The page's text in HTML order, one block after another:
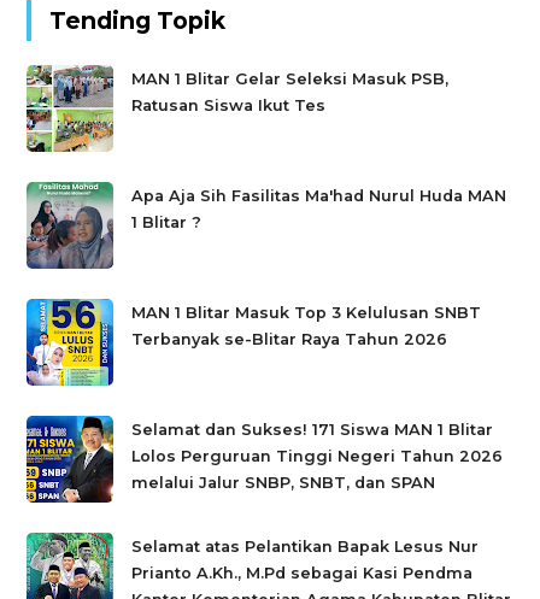
Tending Topik
MAN 1 Blitar Gelar Seleksi Masuk PSB,
Ratusan Siswa Ikut Tes
Apa Aja Sih Fasilitas Ma'had Nurul Huda MAN
1 Blitar ?
MAN 1 Blitar Masuk Top 3 Kelulusan SNBT
Terbanyak se-Blitar Raya Tahun 2026
Selamat dan Sukses! 171 Siswa MAN 1 Blitar
Lolos Perguruan Tinggi Negeri Tahun 2026
melalui Jalur SNBP, SNBT, dan SPAN
Selamat atas Pelantikan Bapak Lesus Nur
Prianto A.Kh., M.Pd sebagai Kasi Pendma